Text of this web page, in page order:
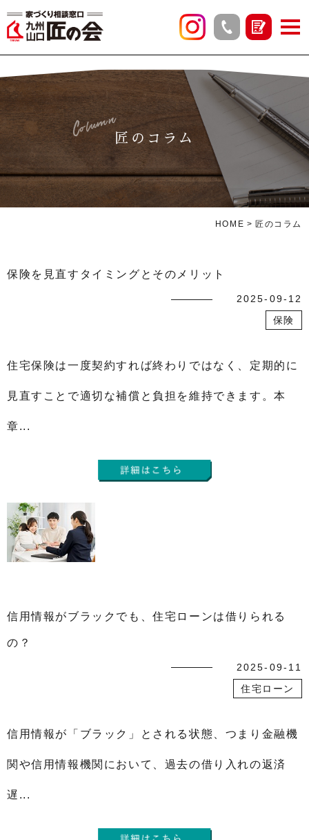
匠のコラム
Column
HOME 匠のコラム
保険を見直すタイミングとそのメリット
2025-09-12
保険
住宅保険は一度契約すれば終わりではなく、定期的に
見直すことで適切な補償と負担を維持できます。本
章...
信用情報がブラックでも、住宅ローンは借りられる
の？
2025-09-11
住宅ローン
信用情報が「ブラック」とされる状態、つまり金融機
関や信用情報機関において、過去の借り入れの返済
遅...